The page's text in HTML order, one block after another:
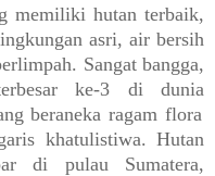
memiliki hutan terbaik,
asri, air bersih
Sangat bangga,
ke-3 di dunia
beraneka ragam flora
khatulistiwa. Hutan
di pulau Sumatera,